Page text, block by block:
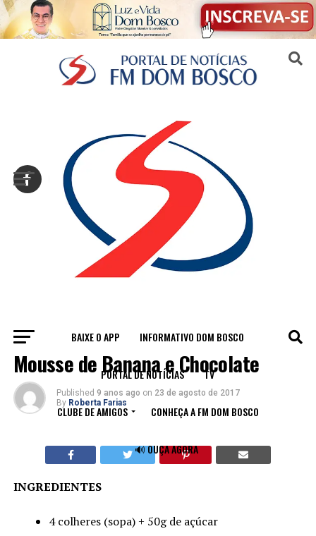
BAIXE O APP INFORMATIVO DOM BOSCO
PORTAL DE NOTÍCIAS TV
CLUBE DE AMIGOS CONHEÇA A FM DOM BOSCO
🔊 OUÇA AGORA
RECEITAS
Mousse de Banana e Chocolate
Published 9 anos ago on 23 de agosto de 2017
By Roberta Farias
INGREDIENTES
4 colheres (sopa) + 50g de açúcar
Sair da versão mobile